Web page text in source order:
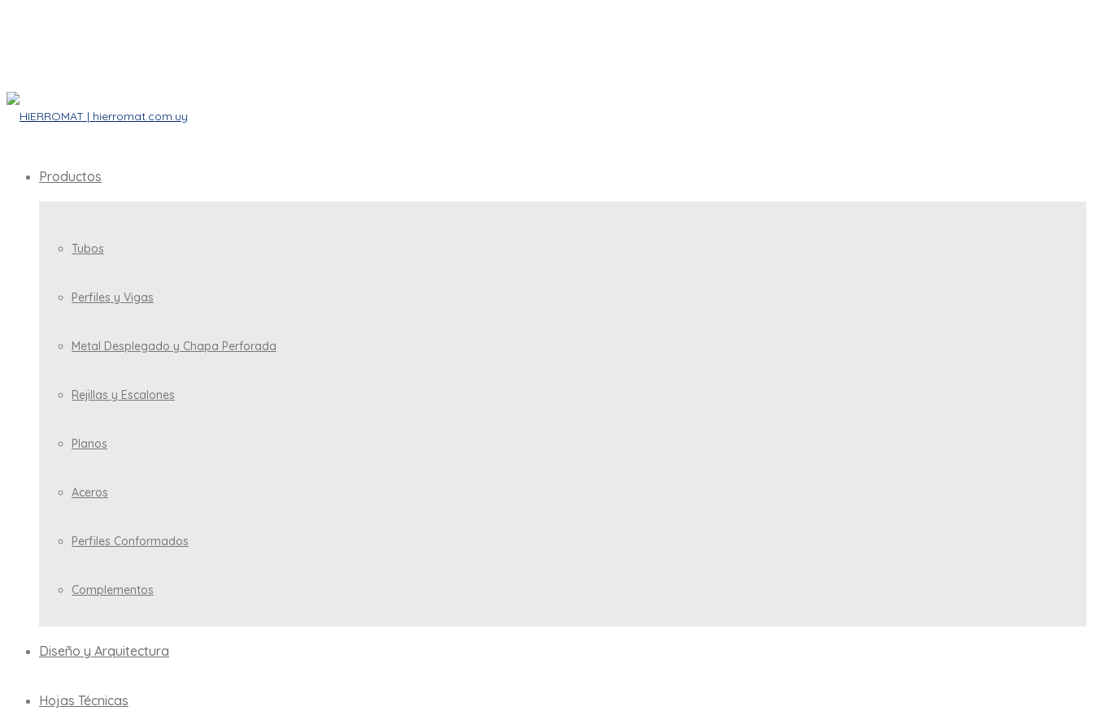
Productos
Tubos
Perfiles y Vigas
Metal Desplegado y Chapa Perforada
Rejillas y Escalones
Planos
Aceros
Perfiles Conformados
Complementos
Diseño y Arquitectura
Hojas Técnicas